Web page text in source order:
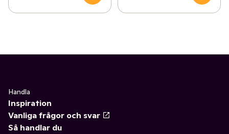
Handla
Inspiration
Vanliga frågor och svar
Så handlar du